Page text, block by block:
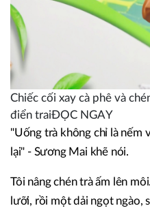
Chiếc cối xay cà phê và
điển traiĐỌC NGAY
"Uống trà không chỉ là nếm
lại" - Sương Mai khẽ nói.
Tôi nâng chén trà ấm lên
lưỡi, rồi một dải ngọt ngào,